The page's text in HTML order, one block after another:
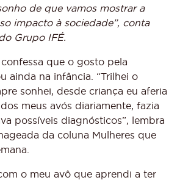
de que vamos mostrar a
impacto à sociedade”, conta
Grupo IFÉ.
confessa que o gosto pela
ainda na infância. “Trilhei o
sonhei, desde criança eu aferia
meus avós diariamente, fazia
possíveis diagnósticos”, lembra
da coluna Mulheres que
o meu avô que aprendi a ter